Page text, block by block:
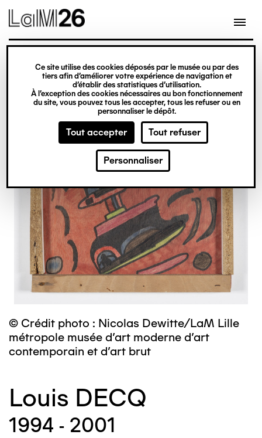
Gestion des cookies
Ce site utilise des cookies déposés par le musée ou par des
tiers afin d’améliorer votre expérience de navigation et
d’établir des statistiques d’utilisation.
À l’exception des cookies nécessaires au bon fonctionnement
du site, vous pouvez tous les accepter, tous les refuser ou en
personnaliser le dépôt.
Tout accepter Tout refuser
Personnaliser
contenu
© Crédit photo : Nicolas Dewitte/LaM Lille
métropole musée d’art moderne d’art
contemporain et d’art brut
Louis DECQ
1994 - 2001